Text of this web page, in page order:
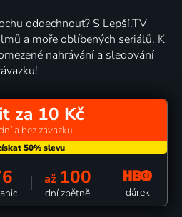
oddechnout? S Lepší.TV
a moře oblíbených seriálů. K
nahrávání a sledování
za 10 Kč
a bez závazku
až 100
dní zpětně dárek